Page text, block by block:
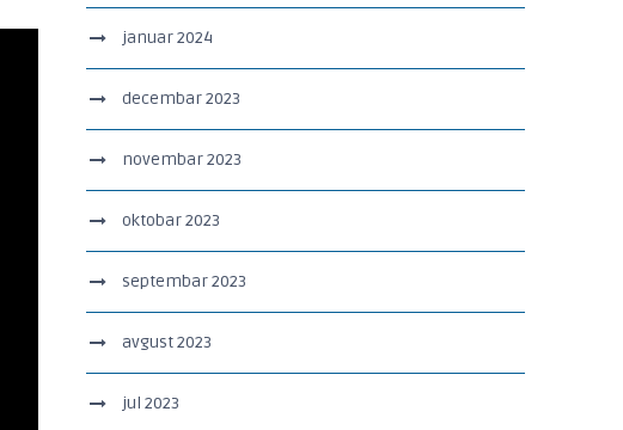
januar 2024
decembar 2023
novembar 2023
oktobar 2023
septembar 2023
avgust 2023
jul 2023